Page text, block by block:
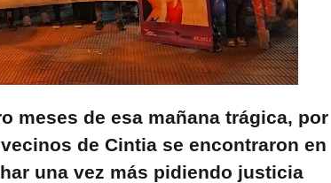
meses de esa mañana trágica, por
de Cintia se encontraron en
una vez más pidiendo justicia